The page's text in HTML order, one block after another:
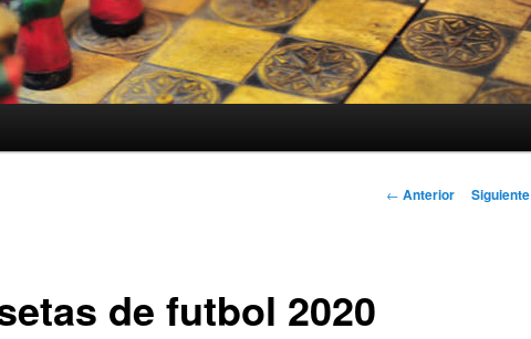
Navegación
← Anterior Siguiente
de futbol 2020